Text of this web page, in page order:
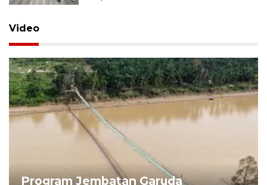
Video
Program Jembatan Garuda